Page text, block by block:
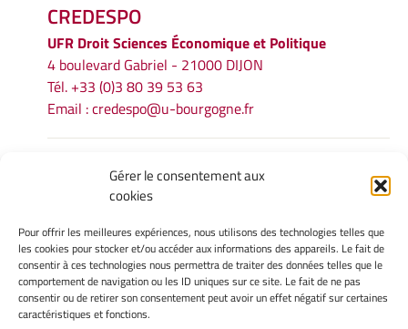
Gérer le consentement aux
cookies
Pour offrir les meilleures expériences, nous utilisons des technologies telles que
les cookies pour stocker et/ou accéder aux informations des appareils. Le fait de
consentir à ces technologies nous permettra de traiter des données telles que le
comportement de navigation ou les ID uniques sur ce site. Le fait de ne pas
consentir ou de retirer son consentement peut avoir un effet négatif sur certaines
caractéristiques et fonctions.
CREDESPO
UFR Droit Sciences Économique et Politique
4 boulevard Gabriel - 21000 DIJON
Tél. +33 (0)3 80 39 53 63
Email :credespo@u-bourgogne.fr
INFORMATIONS LÉGALES
Mentions légales
Politique de cookies
Déclaration de confidentialité
Avertissement